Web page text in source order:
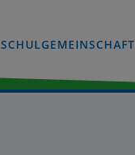
SCHULGEMEINSCHAFT